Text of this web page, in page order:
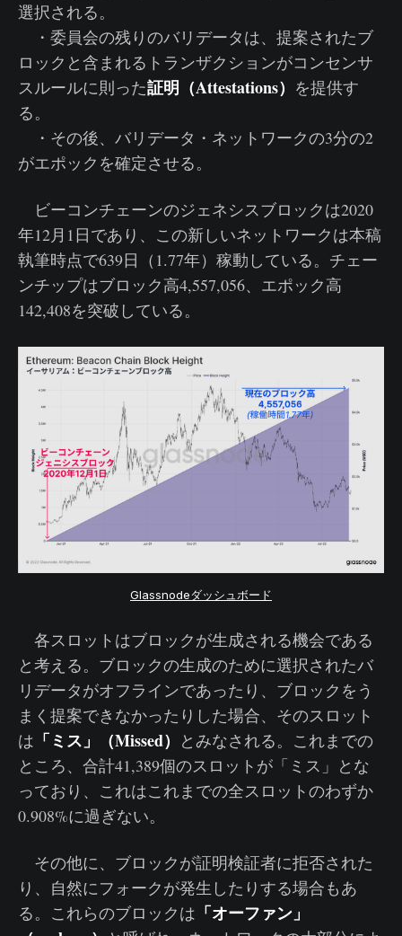
選択される。
・委員会の残りのバリデータは、提案されたブ
ロックと含まれるトランザクションがコンセンサ
スルールに則った証明（Attestations） を提供す
る。
・その後、バリデータ・ネットワークの3分の2
がエポックを確定させる。
ビーコンチェーンのジェネシスブロックは2020
年12月1日であり、この新しいネットワークは本稿
執筆時点で639日（1.77年）稼動している。チェー
ンチップはブロック高4,557,056、エポック高
142,408を突破している。
Glassnodeダッシュボード
各スロットはブロックが生成される機会である
と考える。ブロックの生成のために選択されたバ
リデータがオフラインであったり、ブロックをう
まく提案できなかったりした場合、そのスロット
は 「ミス」（Missed） とみなされる。これまでの
ところ、合計41,389個のスロットが「ミス」とな
っており、これはこれまでの全スロットのわずか
0.908%に過ぎない。
その他に、ブロックが証明検証者に拒否された
り、自然にフォークが発生したりする場合もあ
る。これらのブロックは 「オーファン」